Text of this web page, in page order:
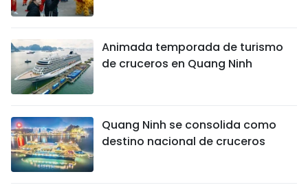
SOCIEDAD
CULTURA - ENTRETENIMIENTO
Animada temporada de turismo
de cruceros en Quang Ninh
Quang Ninh se consolida como
destino nacional de cruceros